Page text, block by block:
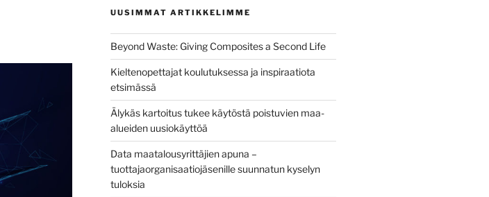
UUSIMMAT ARTIKKELIMME
Beyond Waste: Giving Composites a Second Life
Kieltenopettajat koulutuksessa ja inspiraatiota
etsimässä
Älykäs kartoitus tukee käytöstä poistuvien maa-
alueiden uusiokäyttöä
Data maatalousyrittäjien apuna –
tuottajaorganisaatiojäsenille suunnatun kyselyn
tuloksia